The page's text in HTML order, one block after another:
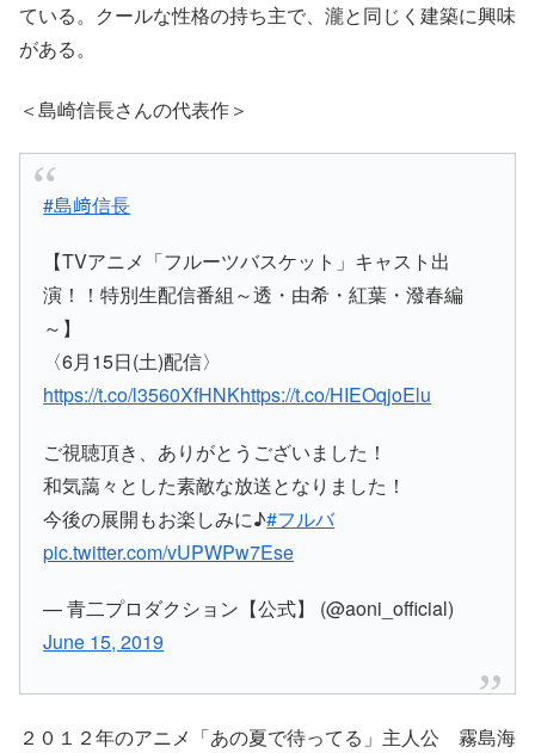
ている。クールな性格の持ち主で、瀧と同じく建築に興味
がある。
＜島崎信長さんの代表作＞
#島﨑信長
【TVアニメ「フルーツバスケット」キャスト出
演！！特別生配信番組～透・由希・紅葉・潑春編
～】
〈6月15日(土)配信〉
https://t.co/l3560XfHNKhttps://t.co/HIEOqjoElu
ご視聴頂き、ありがとうございました！
和気藹々とした素敵な放送となりました！
今後の展開もお楽しみに♪#フルバ
pic.twitter.com/vUPWPw7Ese
— 青二プロダクション【公式】 (@aoni_official)
June 15, 2019
２０１２年のアニメ「あの夏で待ってる」主人公 霧島海